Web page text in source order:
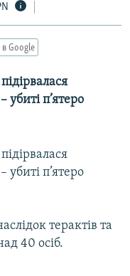
Google
п’ятеро
п’ятеро
терактів та
40 осіб.